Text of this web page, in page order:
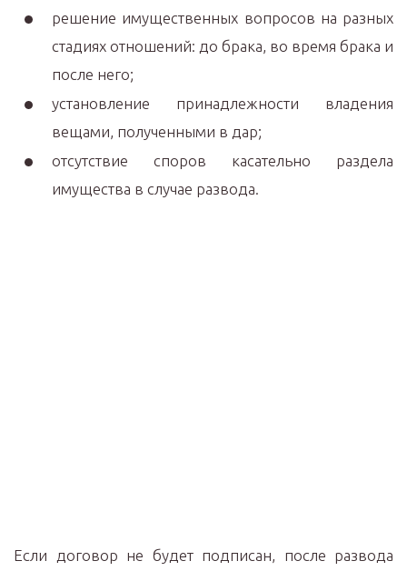
решение имущественных вопросов на разных
стадиях отношений: до брака, во время брака и
после него;
установление принадлежности владения
вещами, полученными в дар;
отсутствие споров касательно раздела
имущества в случае развода.
Если договор не будет подписан, после развода